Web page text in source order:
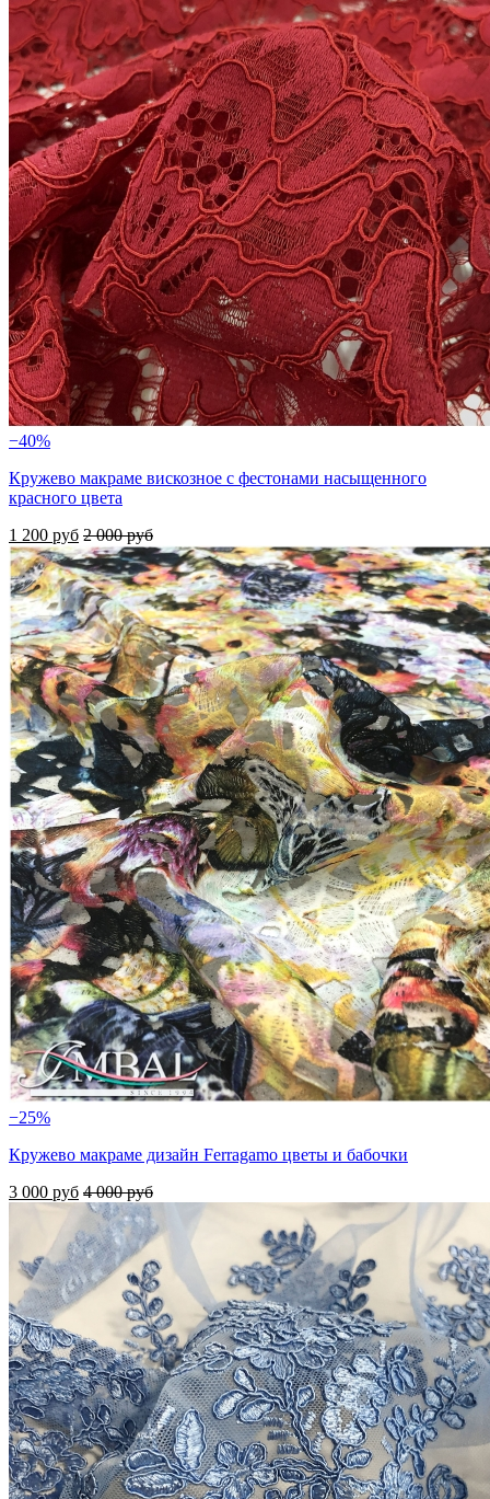
−40%
Кружево макраме вискозное с фестонами насыщенного
красного цвета
1 200 руб 2 000 руб
−25%
Кружево макраме дизайн Ferragamo цветы и бабочки
3 000 руб 4 000 руб